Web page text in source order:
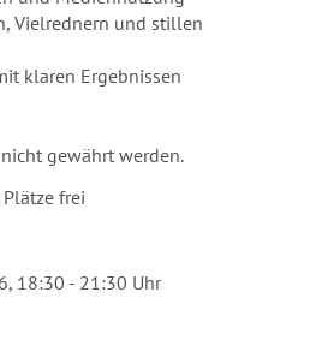
Vielrednern und stillen
klaren Ergebnissen
gewährt werden.
frei
18:30 - 21:30 Uhr